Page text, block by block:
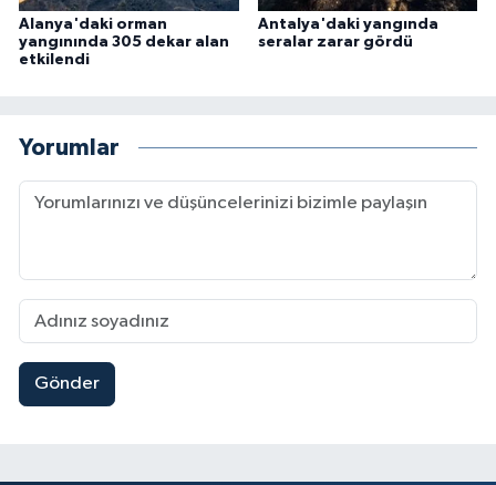
Alanya'daki orman
yangınında 305 dekar alan
etkilendi
Antalya'daki yangında
seralar zarar gördü
Yorumlar
Gönder